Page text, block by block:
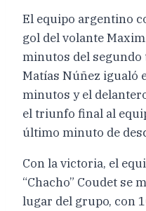
El equipo argentino
gol del volante
minutos del segundo
Matías Núñez igualó
minutos y el
el triunfo final al
último minuto de
Con la victoria, el
“Chacho” Coudet se
lugar del grupo, con